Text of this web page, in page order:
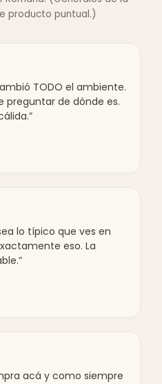
producto puntual.)
TODO el ambiente.
preguntar de dónde es.
lo típico que ves en
eso. La
acá y como siempre